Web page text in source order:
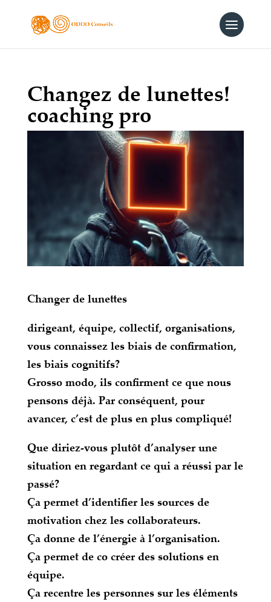
Changez de lunettes!
coaching pro
Changer de lunettes
dirigeant, équipe, collectif, organisations,
vous connaissez les biais de confirmation,
les biais cognitifs?
Grosso modo, ils confirment ce que nous
pensons déjà. Par conséquent, pour
avancer, c’est de plus en plus compliqué!
Que diriez-vous plutôt d’analyser une
situation en regardant ce qui a réussi par le
passé?
Ça permet d’identifier les sources de
motivation chez les collaborateurs.
Ça donne de l’énergie à l’organisation.
Ça permet de co créer des solutions en
équipe.
Ça recentre les personnes sur les éléments